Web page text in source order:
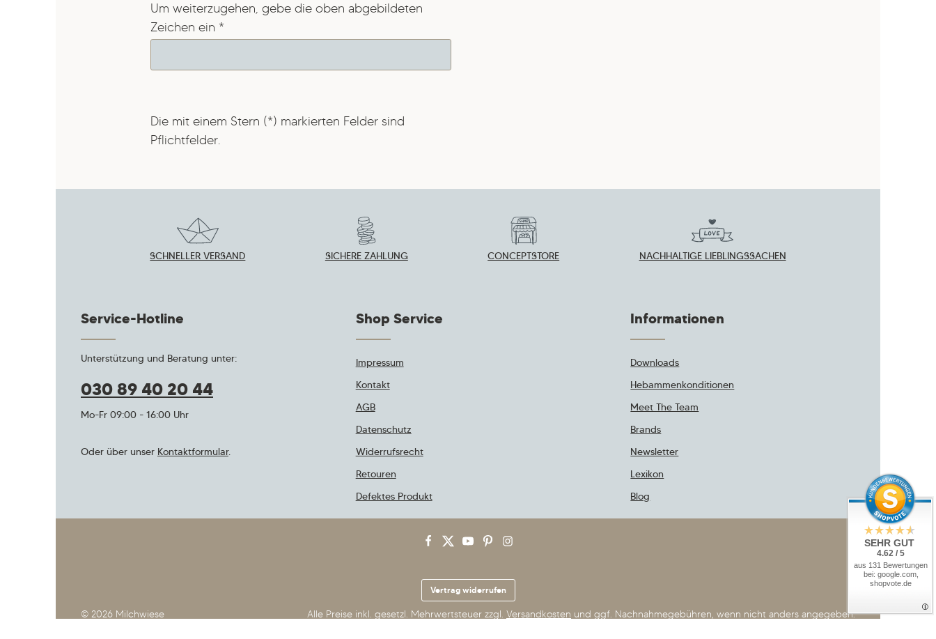
Um weiterzugehen, gebe die oben abgebildeten
Zeichen ein *
Die mit einem Stern (*) markierten Felder sind
Pflichtfelder.
SCHNELLER VERSAND SICHERE ZAHLUNG CONCEPTSTORE NACHHALTIGE LIEBLINGSSACHEN
Service-Hotline
Unterstützung und Beratung unter:
030 89 40 20 44
Mo-Fr 09:00 - 16:00 Uhr
Oder über unser Kontaktformular.
Shop Service
Impressum
Kontakt
AGB
Datenschutz
Widerrufsrecht
Retouren
Defektes Produkt
Informationen
Downloads
Hebammenkonditionen
Meet The Team
Brands
Newsletter
Lexikon
Blog
Vertrag widerrufen
© 2026 Milchwiese Alle Preise inkl. gesetzl. Mehrwertsteuer zzgl. Versandkosten und ggf. Nachnahmegebühren, wenn nicht anders angegeben.
SEHR GUT
4.62 / 5
aus 131 Bewertungen
bei: google.com,
shopvote.de